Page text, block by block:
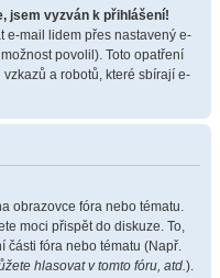
jsem vyzván k přihlášení!
e-mail lidem přes nastavený e-
povolil). Toto opatření
a robotů, které sbírají e-
obrazovce fóra nebo tématu.
moci přispět do diskuze. To,
části fóra nebo tématu (Např.
hlasovat v tomto fóru, atd.).